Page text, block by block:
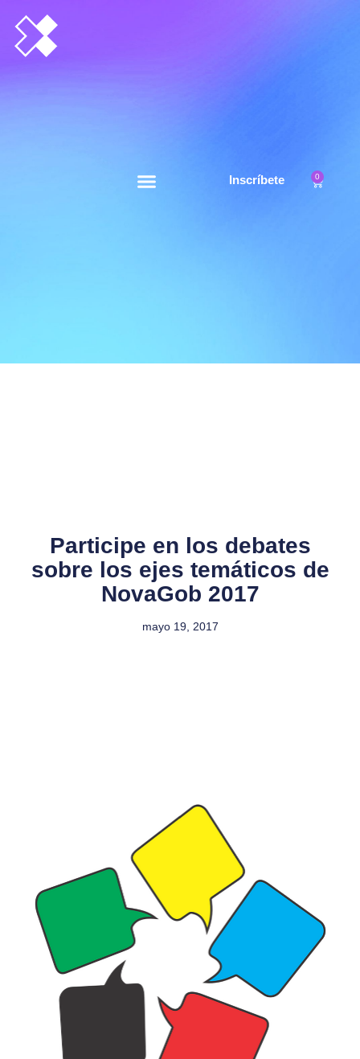
Inscríbete 0
Participe en los debates
sobre los ejes temáticos de
NovaGob 2017
mayo 19, 2017